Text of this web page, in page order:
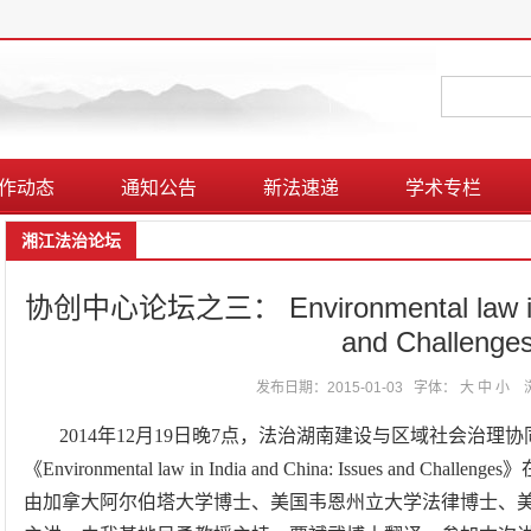
动态 通知公告 新法速递 学术专栏
湘江法治论坛
协创中心论坛之三： Environmental
and
发布日期：2015-01-03 字体： 大 中 小
2014年12月19日晚7点，法治湖南建设与区域社会治理
《Environmental law in India and China: Issues and
由加拿大阿尔伯塔大学博士、美国韦恩州立大学法律博士、